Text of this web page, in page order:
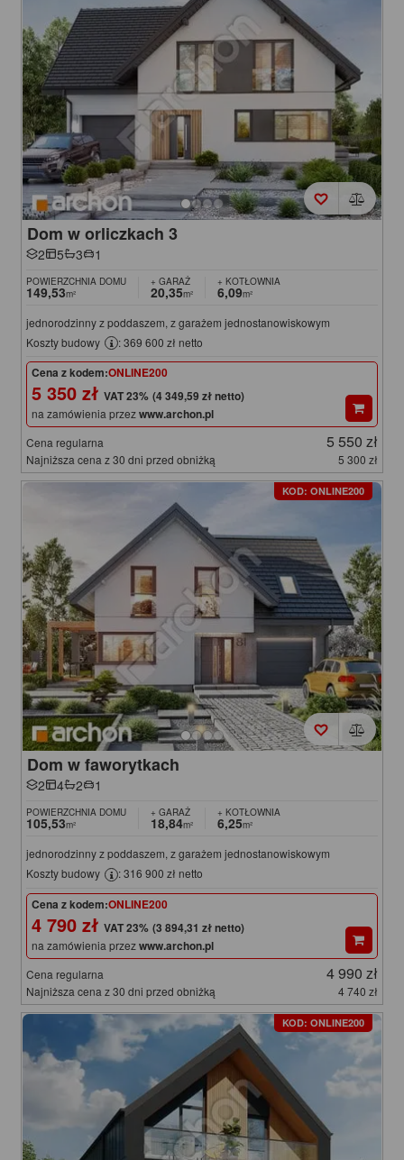
Dom w orliczkach 3
2 5 3 1
POWIERZCHNIA DOMU
149,53m²
+ GARAŻ
20,35m²
+ KOTŁOWNIA
6,09m²
jednorodzinny z poddaszem, z garażem jednostanowiskowym
Koszty budowy
: 369 600 zł netto
Cena z kodem:ONLINE200
5 350 zł (4 349,59 zł netto)
na zamówienia przezwww.archon.pl
Cena regularna 5 550 zł
Najniższa cena z 30 dni przed obniżką 5 300 zł
KOD: ONLINE200
Dom w faworytkach
2 4 2 1
POWIERZCHNIA DOMU
105,53m²
+ GARAŻ
18,84m²
+ KOTŁOWNIA
6,25m²
jednorodzinny z poddaszem, z garażem jednostanowiskowym
Koszty budowy
: 316 900 zł netto
Cena z kodem:ONLINE200
4 790 zł (3 894,31 zł netto)
na zamówienia przezwww.archon.pl
Cena regularna 4 990 zł
Najniższa cena z 30 dni przed obniżką 4 740 zł
KOD: ONLINE200